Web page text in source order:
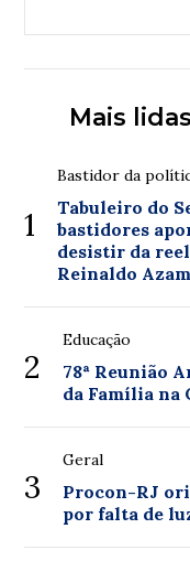
Mais lidas
1
Bastidor da
Tabuleiro do
bastidores
desistir da
Reinaldo
2
Educação
78ª Reunião
da Família na
3
Geral
Procon-RJ
por falta de